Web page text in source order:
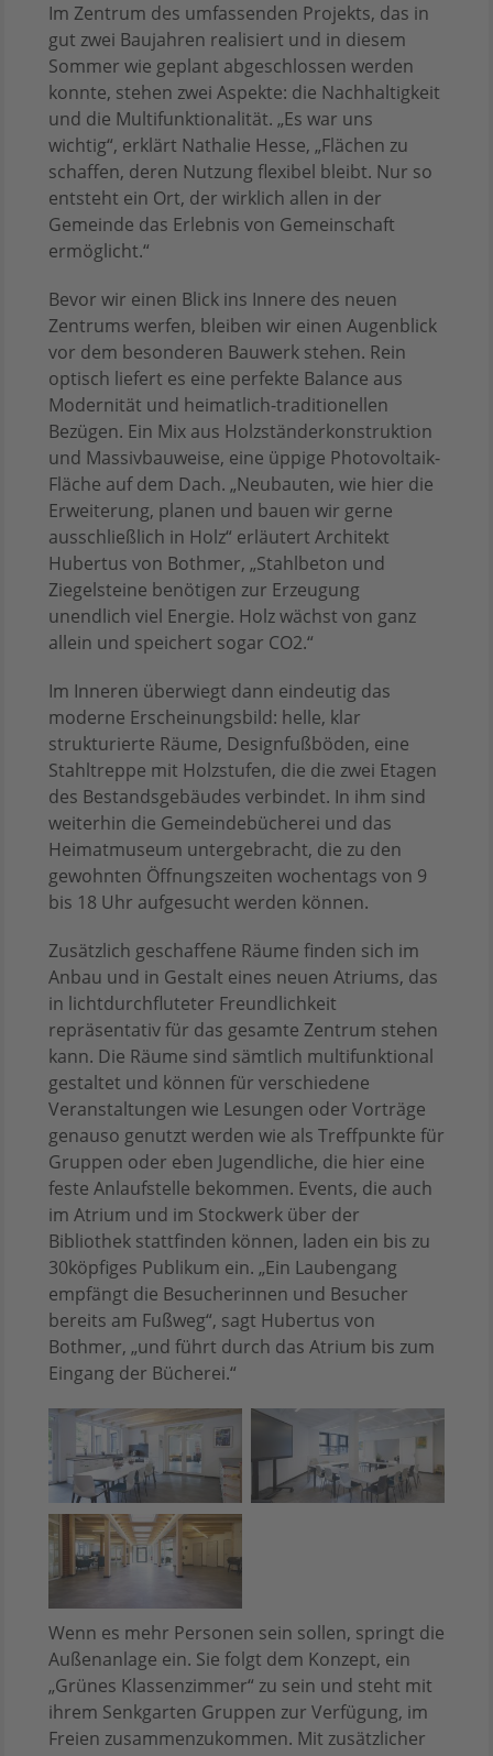
Im Zentrum des umfassenden Projekts, das in
gut zwei Baujahren realisiert und in diesem
Sommer wie geplant abgeschlossen werden
konnte, stehen zwei Aspekte: die Nachhaltigkeit
und die Multifunktionalität. „Es war uns
wichtig“, erklärt Nathalie Hesse, „Flächen zu
schaffen, deren Nutzung flexibel bleibt. Nur so
entsteht ein Ort, der wirklich allen in der
Gemeinde das Erlebnis von Gemeinschaft
ermöglicht.“
Bevor wir einen Blick ins Innere des neuen
Zentrums werfen, bleiben wir einen Augenblick
vor dem besonderen Bauwerk stehen. Rein
optisch liefert es eine perfekte Balance aus
Modernität und heimatlich-traditionellen
Bezügen. Ein Mix aus Holzständerkonstruktion
und Massivbauweise, eine üppige Photovoltaik-
Fläche auf dem Dach. „Neubauten, wie hier die
Erweiterung, planen und bauen wir gerne
ausschließlich in Holz“ erläutert Architekt
Hubertus von Bothmer, „Stahlbeton und
Ziegelsteine benötigen zur Erzeugung
unendlich viel Energie. Holz wächst von ganz
allein und speichert sogar CO2.“
Im Inneren überwiegt dann eindeutig das
moderne Erscheinungsbild: helle, klar
strukturierte Räume, Designfußböden, eine
Stahltreppe mit Holzstufen, die die zwei Etagen
des Bestandsgebäudes verbindet. In ihm sind
weiterhin die Gemeindebücherei und das
Heimatmuseum untergebracht, die zu den
gewohnten Öffnungszeiten wochentags von 9
bis 18 Uhr aufgesucht werden können.
Zusätzlich geschaffene Räume finden sich im
Anbau und in Gestalt eines neuen Atriums, das
in lichtdurchfluteter Freundlichkeit
repräsentativ für das gesamte Zentrum stehen
kann. Die Räume sind sämtlich multifunktional
gestaltet und können für verschiedene
Veranstaltungen wie Lesungen oder Vorträge
genauso genutzt werden wie als Treffpunkte für
Gruppen oder eben Jugendliche, die hier eine
feste Anlaufstelle bekommen. Events, die auch
im Atrium und im Stockwerk über der
Bibliothek stattfinden können, laden ein bis zu
30köpfiges Publikum ein. „Ein Laubengang
empfängt die Besucherinnen und Besucher
bereits am Fußweg“, sagt Hubertus von
Bothmer, „und führt durch das Atrium bis zum
Eingang der Bücherei.“
Wenn es mehr Personen sein sollen, springt die
Außenanlage ein. Sie folgt dem Konzept, ein
„Grünes Klassenzimmer“ zu sein und steht mit
ihrem Senkgarten Gruppen zur Verfügung, im
Freien zusammenzukommen. Mit zusätzlicher